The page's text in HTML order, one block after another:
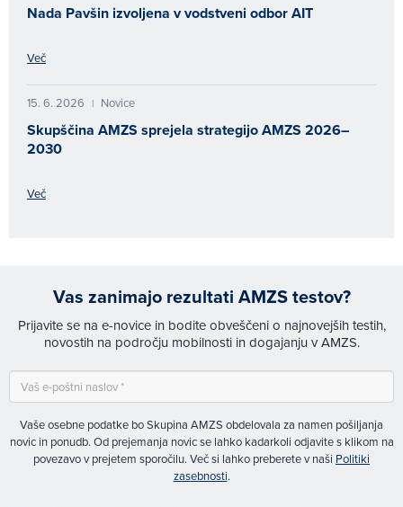
Nada Pavšin izvoljena v vodstveni odbor AIT
Več
15. 6. 2026 | Novice
Skupščina AMZS sprejela strategijo AMZS 2026–
2030
Več
Vas zanimajo rezultati AMZS testov?
Prijavite se na e-novice in bodite obveščeni o najnovejših testih,
novostih na področju mobilnosti in dogajanju v AMZS.
Vaše osebne podatke bo Skupina AMZS obdelovala za namen pošiljanja
novic in ponudb. Od prejemanja novic se lahko kadarkoli odjavite s klikom na
povezavo v prejetem sporočilu. Več si lahko preberete v naši Politiki
zasebnosti.